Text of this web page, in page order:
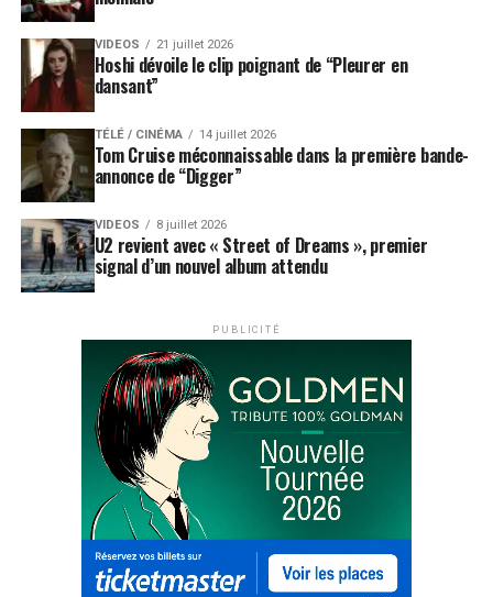
VIDEOS 21 juillet 2026
Hoshi dévoile le clip poignant de “Pleurer en
dansant”
TÉLÉ / CINÉMA 14 juillet 2026
Tom Cruise méconnaissable dans la première bande-
annonce de “Digger”
VIDEOS 8 juillet 2026
U2 revient avec « Street of Dreams », premier
signal d’un nouvel album attendu
PUBLICITÉ